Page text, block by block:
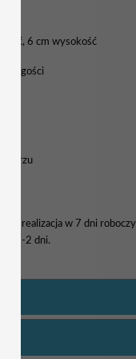
6 cm wysokość
gości
i realizacja w 7 dni
1-2 dni.